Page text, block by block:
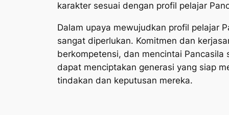
karakter sesuai dengan profil pelajar
Dalam upaya mewujudkan profil pelajar
sangat diperlukan. Komitmen dan
berkompetensi, dan mencintai
dapat menciptakan generasi yang siap
tindakan dan keputusan mereka.